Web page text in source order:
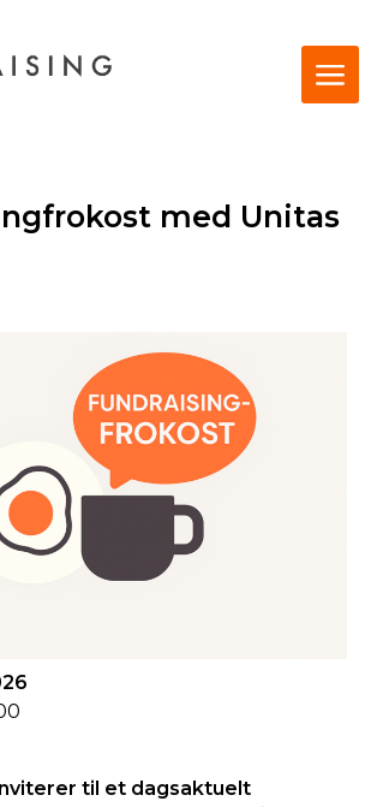
med Unitas
til et dagsaktuelt